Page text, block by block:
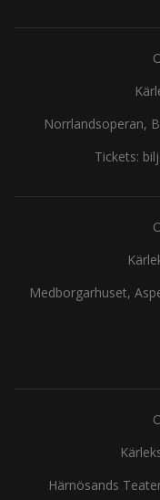
Norrlandsoperan,
Tickets:
Medborgarhuset,
Härnösands